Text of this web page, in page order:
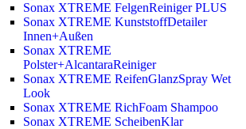
Sonax XTREME FelgenReiniger PLUS
Sonax XTREME KunststoffDetailer
Innen+Außen
Sonax XTREME
Polster+AlcantaraReiniger
Sonax XTREME ReifenGlanzSpray Wet
Look
Sonax XTREME RichFoam Shampoo
Sonax XTREME ScheibenKlar